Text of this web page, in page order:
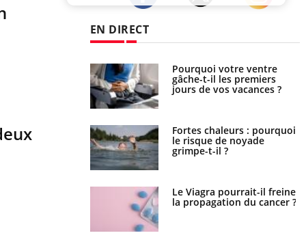
EN DIRECT
: pourquoi
de noyade
Pourquoi manger moins de
protéines pourrait
finalement être bénéfique
Grossesse et chaleur : ce
que dit la science
Le smartphone nuit-il à
l'apprentissage de la
lecture ?